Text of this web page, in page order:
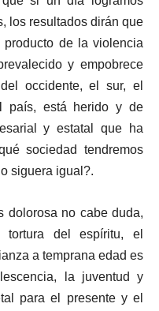
los resultados dirán que
de la violencia
y empobrece
occidente, el sur, el
país, está herido y de
y estatal que ha
sociedad tendremos
siguera igual?.
dolorosa no cabe duda,
del espíritu, el
a temprana edad es
la juventud y
para el presente y el